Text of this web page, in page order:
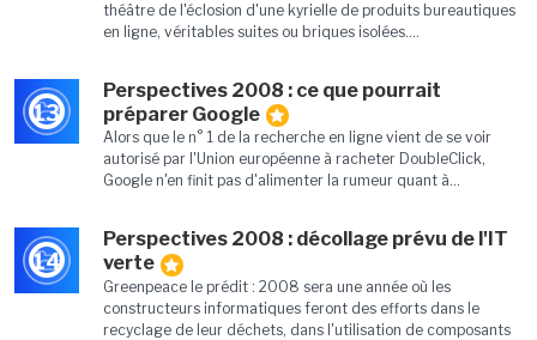
théâtre de l'éclosion d'une kyrielle de produits bureautiques
en ligne, véritables suites ou briques isolées....
13
Perspectives 2008 : ce que pourrait
préparer Google
Alors que le n° 1 de la recherche en ligne vient de se voir
autorisé par l'Union européenne à racheter DoubleClick,
Google n'en finit pas d'alimenter la rumeur quant à...
14
Perspectives 2008 : décollage prévu de l'IT
verte
Greenpeace le prédit : 2008 sera une année où les
constructeurs informatiques feront des efforts dans le
recyclage de leur déchets, dans l'utilisation de composants